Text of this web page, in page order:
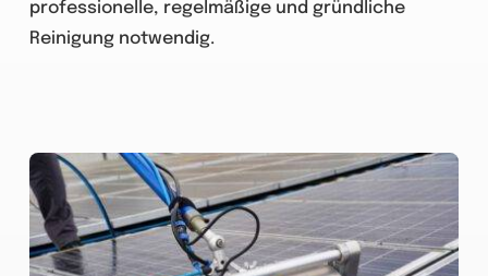
professionelle, regelmäßige und gründliche
Reinigung notwendig.